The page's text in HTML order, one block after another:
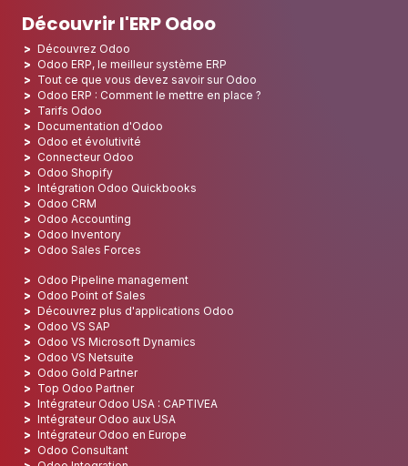
Découvrir l'ERP Odoo
Découvrez Odoo
Odoo ERP, le meilleur système ERP
Tout ce que vous devez savoir sur Odoo
Odoo ERP : Comment le mettre en place ?
Tarifs Odoo
Documentation d'Odoo
Odoo et évolutivité
Connecteur Odoo
Odoo Shopify
Intégration Odoo Quickbooks
Odoo CRM
Odoo Accounting
Odoo Inventory
Odoo Sales Forces
Odoo Pipeline management
Odoo Point of Sales
Découvrez plus d'applications Odoo
Odoo VS SAP
Odoo VS Microsoft Dynamics
Odoo VS Netsuite
Odoo Gold Partner
Top Odoo Partner
Intégrateur Odoo USA : CAPTIVEA
Intégrateur Odoo aux USA
Intégrateur Odoo en Europe
Odoo Consultant